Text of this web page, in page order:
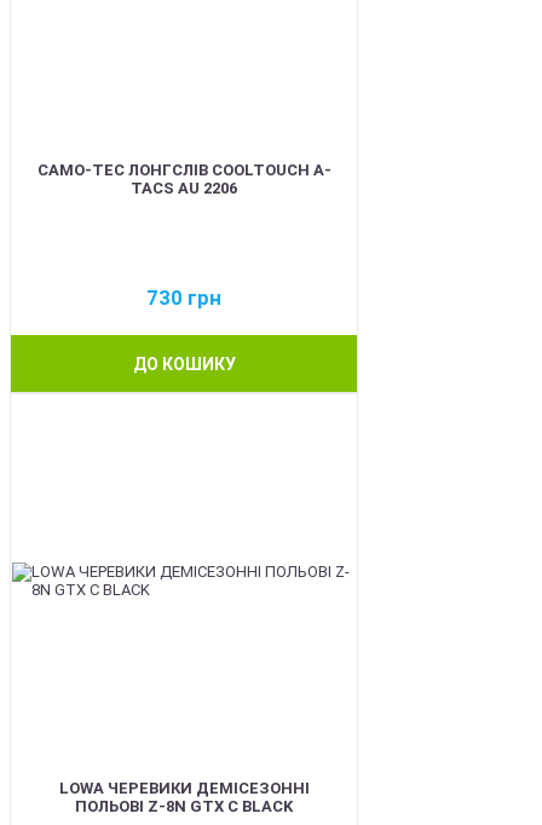
CAMO-TEC ЛОНГСЛІВ COOLTOUCH A-
TACS AU 2206
730 грн
ДО КОШИКУ
LOWA ЧЕРЕВИКИ ДЕМІСЕЗОННІ
ПОЛЬОВІ Z-8N GTX C BLACK